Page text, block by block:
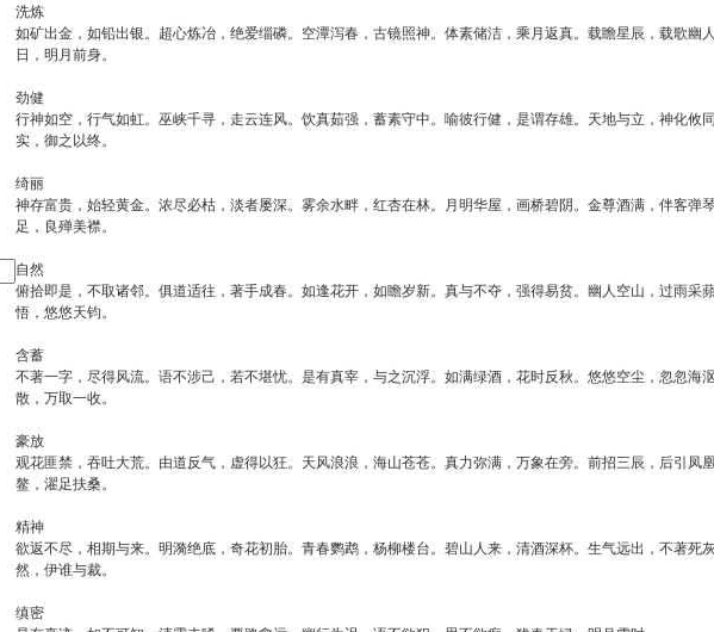
洗炼
如矿出金，如铅出银。超心炼冶，绝爱缁磷。空潭泻春，古镜照神。体素储洁，乘月返真。载瞻星辰，载歌幽
日，明月前身。
劲健
行神如空，行气如虹。巫峡千寻，走云连风。饮真茹强，蓄素守中。喻彼行健，是谓存雄。天地与立，神化攸
实，御之以终。
绮丽
神存富贵，始轻黄金。浓尽必枯，淡者屡深。雾余水畔，红杏在林。月明华屋，画桥碧阴。金尊酒满，伴客弹
足，良殚美襟。
自然
俯拾即是，不取诸邻。俱道适往，著手成春。如逢花开，如瞻岁新。真与不夺，强得易贫。幽人空山，过雨采
悟，悠悠天钧。
含蓄
不著一字，尽得风流。语不涉己，若不堪忧。是有真宰，与之沉浮。如满绿酒，花时反秋。悠悠空尘，忽忽海
散，万取一收。
豪放
观花匪禁，吞吐大荒。由道反气，虚得以狂。天风浪浪，海山苍苍。真力弥满，万象在旁。前招三辰，后引凤
鳌，濯足扶桑。
精神
欲返不尽，相期与来。明漪绝底，奇花初胎。青春鹦鹉，杨柳楼台。碧山人来，清酒深杯。生气远出，不著死
然，伊谁与裁。
缜密